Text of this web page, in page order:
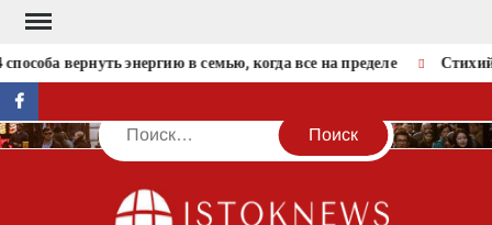
Перейти
содержимому
вернуть энергию в семью, когда все на пределе
facebook
Поиск